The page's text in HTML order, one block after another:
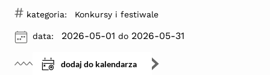
dodaj do kalendarza
# kategoria: Konkursy i festiwale
ikona
data: 2026-05-01 do 2026-05-31